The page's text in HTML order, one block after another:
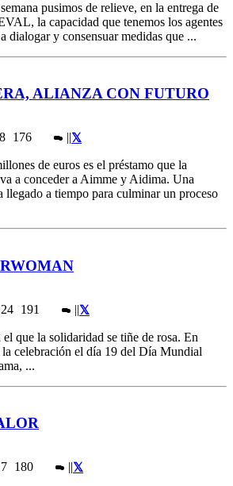
pusimos de relieve, en la entrega de
la capacidad que tenemos los agentes
dialogar y consensuar medidas que ...
ALIANZA CON FUTURO
8 176 ||
de euros es el préstamo que la
a conceder a Aimme y Aidima. Una
llegado a tiempo para culminar un proceso
24 191 ||
que la solidaridad se tiñe de rosa. En
celebración el día 19 del Día Mundial
...
7 180 ||